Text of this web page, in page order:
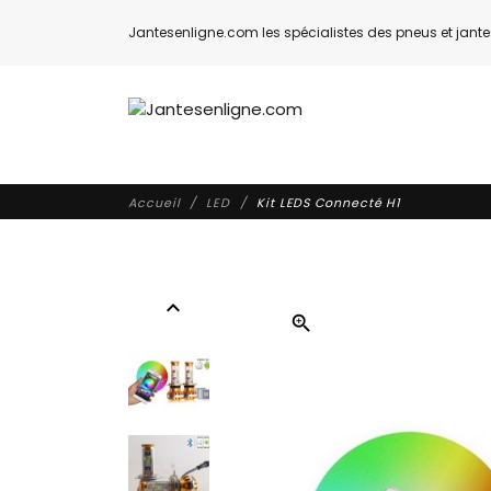
Jantesenligne.com les spécialistes des pneus et
Accueil LED Kit LEDS Connecté H1
expand_less
zoom_in